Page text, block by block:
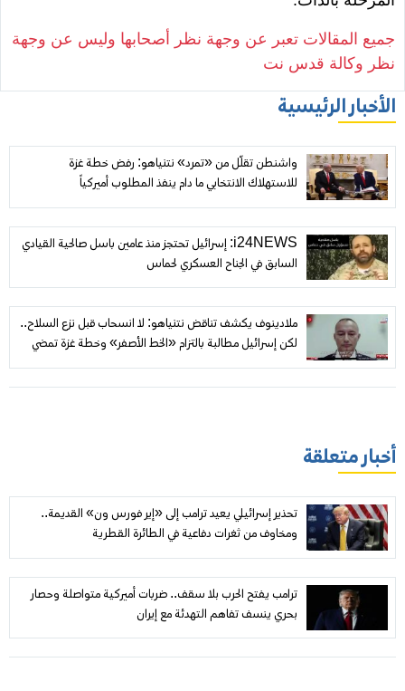
جميع المقالات تعبر عن وجهة نظر أصحابها وليس عن وجهة
نظر وكالة قدس نت
الأخبار الرئيسية
واشنطن تقلّل من «تمرد» نتنياهو: رفض خطة غزة
للاستهلاك الانتخابي ما دام ينفذ المطلوب أميركياً
i24NEWS: إسرائيل تحتجز منذ عامين باسل صالحية القيادي
السابق في الجناح العسكري لحماس
ملادينوف يكشف تناقض نتنياهو: لا انسحاب قبل نزع السلاح..
لكن إسرائيل مطالبة بالتزام «الخط الأصفر» وخطة غزة تمضي
أخبار متعلقة
تحذير إسرائيلي يعيد ترامب إلى «إير فورس ون» القديمة..
ومخاوف من ثغرات دفاعية في الطائرة القطرية
ترامب يفتح الحرب بلا سقف.. ضربات أميركية متواصلة وحصار
بحري ينسف تفاهم التهدئة مع إيران